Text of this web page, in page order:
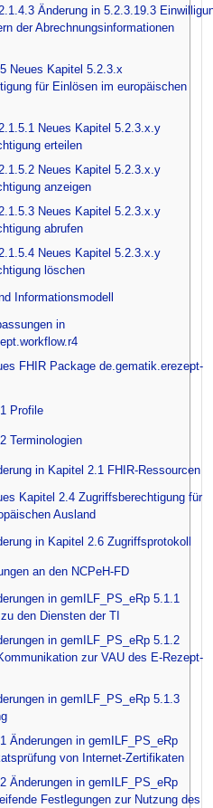
Änderung in 5.2.3.19.3
der Abrechnungsinformationen
Neues Kapitel 5.2.3.x
für Einlösen im europäischen
Neues Kapitel 5.2.3.x.y
erteilen
Neues Kapitel 5.2.3.x.y
anzeigen
Neues Kapitel 5.2.3.x.y
abrufen
Neues Kapitel 5.2.3.x.y
löschen
Informationsmodell
in
FHIR Package de.gematik.erezept-
Profile
Terminologien
in Kapitel 2.1 FHIR-Ressourcen
Kapitel 2.4 Zugriffsberechtigung für
Ausland
in Kapitel 2.6 Zugriffsprotokoll
an den NCPeH-FD
in gemILF_PS_eRp 5.1.1
den Diensten der TI
in gemILF_PS_eRp 5.1.2
zur VAU des E-Rezept-
in gemILF_PS_eRp 5.1.3
Änderungen in gemILF_PS_eRp
von Internet-Zertifikaten
Änderungen in gemILF_PS_eRp
Festlegungen zur Nutzung des